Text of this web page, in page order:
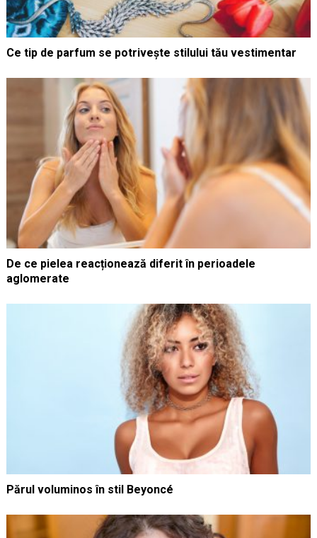
Ce tip de parfum se potrivește stilului tău vestimentar
De ce pielea reacționează diferit în perioadele
aglomerate
Părul voluminos în stil Beyoncé